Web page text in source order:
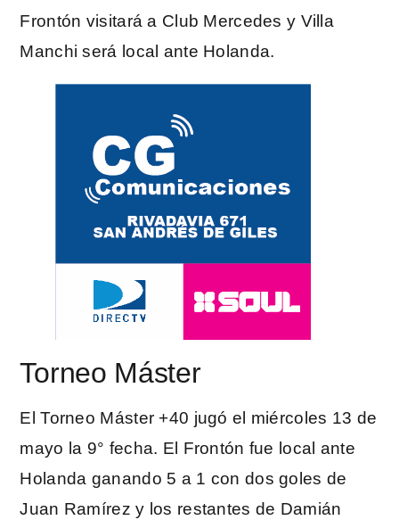
Frontón visitará a Club Mercedes y Villa
Manchi será local ante Holanda.
Torneo Máster
El Torneo Máster +40 jugó el miércoles 13 de
mayo la 9° fecha. El Frontón fue local ante
Holanda ganando 5 a 1 con dos goles de
Juan Ramírez y los restantes de Damián